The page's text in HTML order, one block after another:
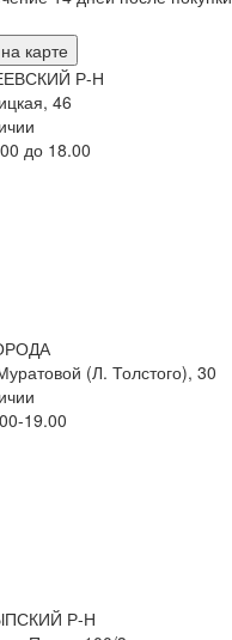
карте
Р-Н
46
до 18.00
(Л. Толстого), 30
19.00
Р-Н